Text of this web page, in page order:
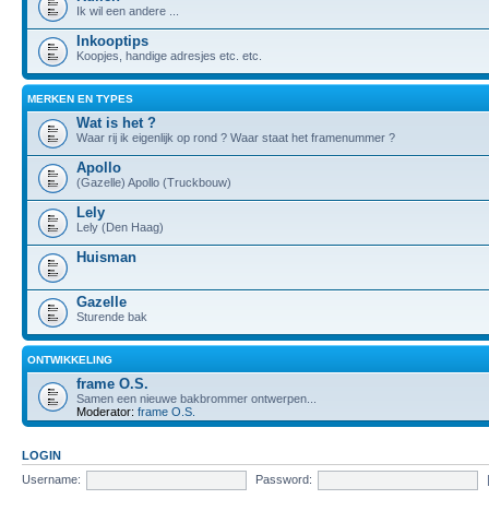
Ik wil een andere ...
Inkooptips
Koopjes, handige adresjes etc. etc.
MERKEN EN TYPES
Wat is het ?
Waar rij ik eigenlijk op rond ? Waar staat het framenummer ?
Apollo
(Gazelle) Apollo (Truckbouw)
Lely
Lely (Den Haag)
Huisman
Gazelle
Sturende bak
ONTWIKKELING
frame O.S.
Samen een nieuwe bakbrommer ontwerpen...
Moderator: frame O.S.
LOGIN
Username:
Password: